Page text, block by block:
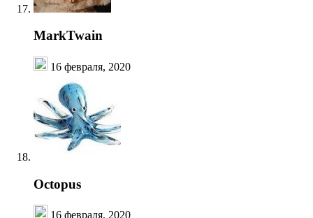
MarkTwain
16 февраля, 2020
Octopus
16 февраля, 2020